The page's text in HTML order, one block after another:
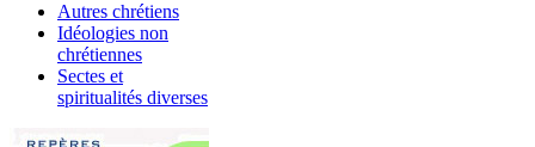
Autres chrétiens
Idéologies non
chrétiennes
Sectes et
spiritualités diverses